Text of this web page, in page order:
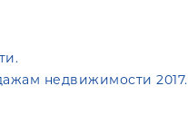
недвижимости 2017.